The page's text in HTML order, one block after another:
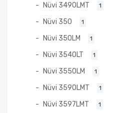
Nüvi 3490LMT 1
Nüvi 350 1
Nüvi 350LM 1
Nüvi 3540LT 1
Nüvi 3550LM 1
Nüvi 3590LMT 1
Nüvi 3597LMT 1